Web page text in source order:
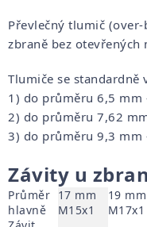
Převlečný tlumič (over-
zbraně bez otevřených
Tlumiče se
1) do průměru 6,5 mm
2) do průměru 7,62
3) do průměru 9,3 mm
Závity u
Průměr
hlavně
17 mm
M15x1
19 mm
M17x1